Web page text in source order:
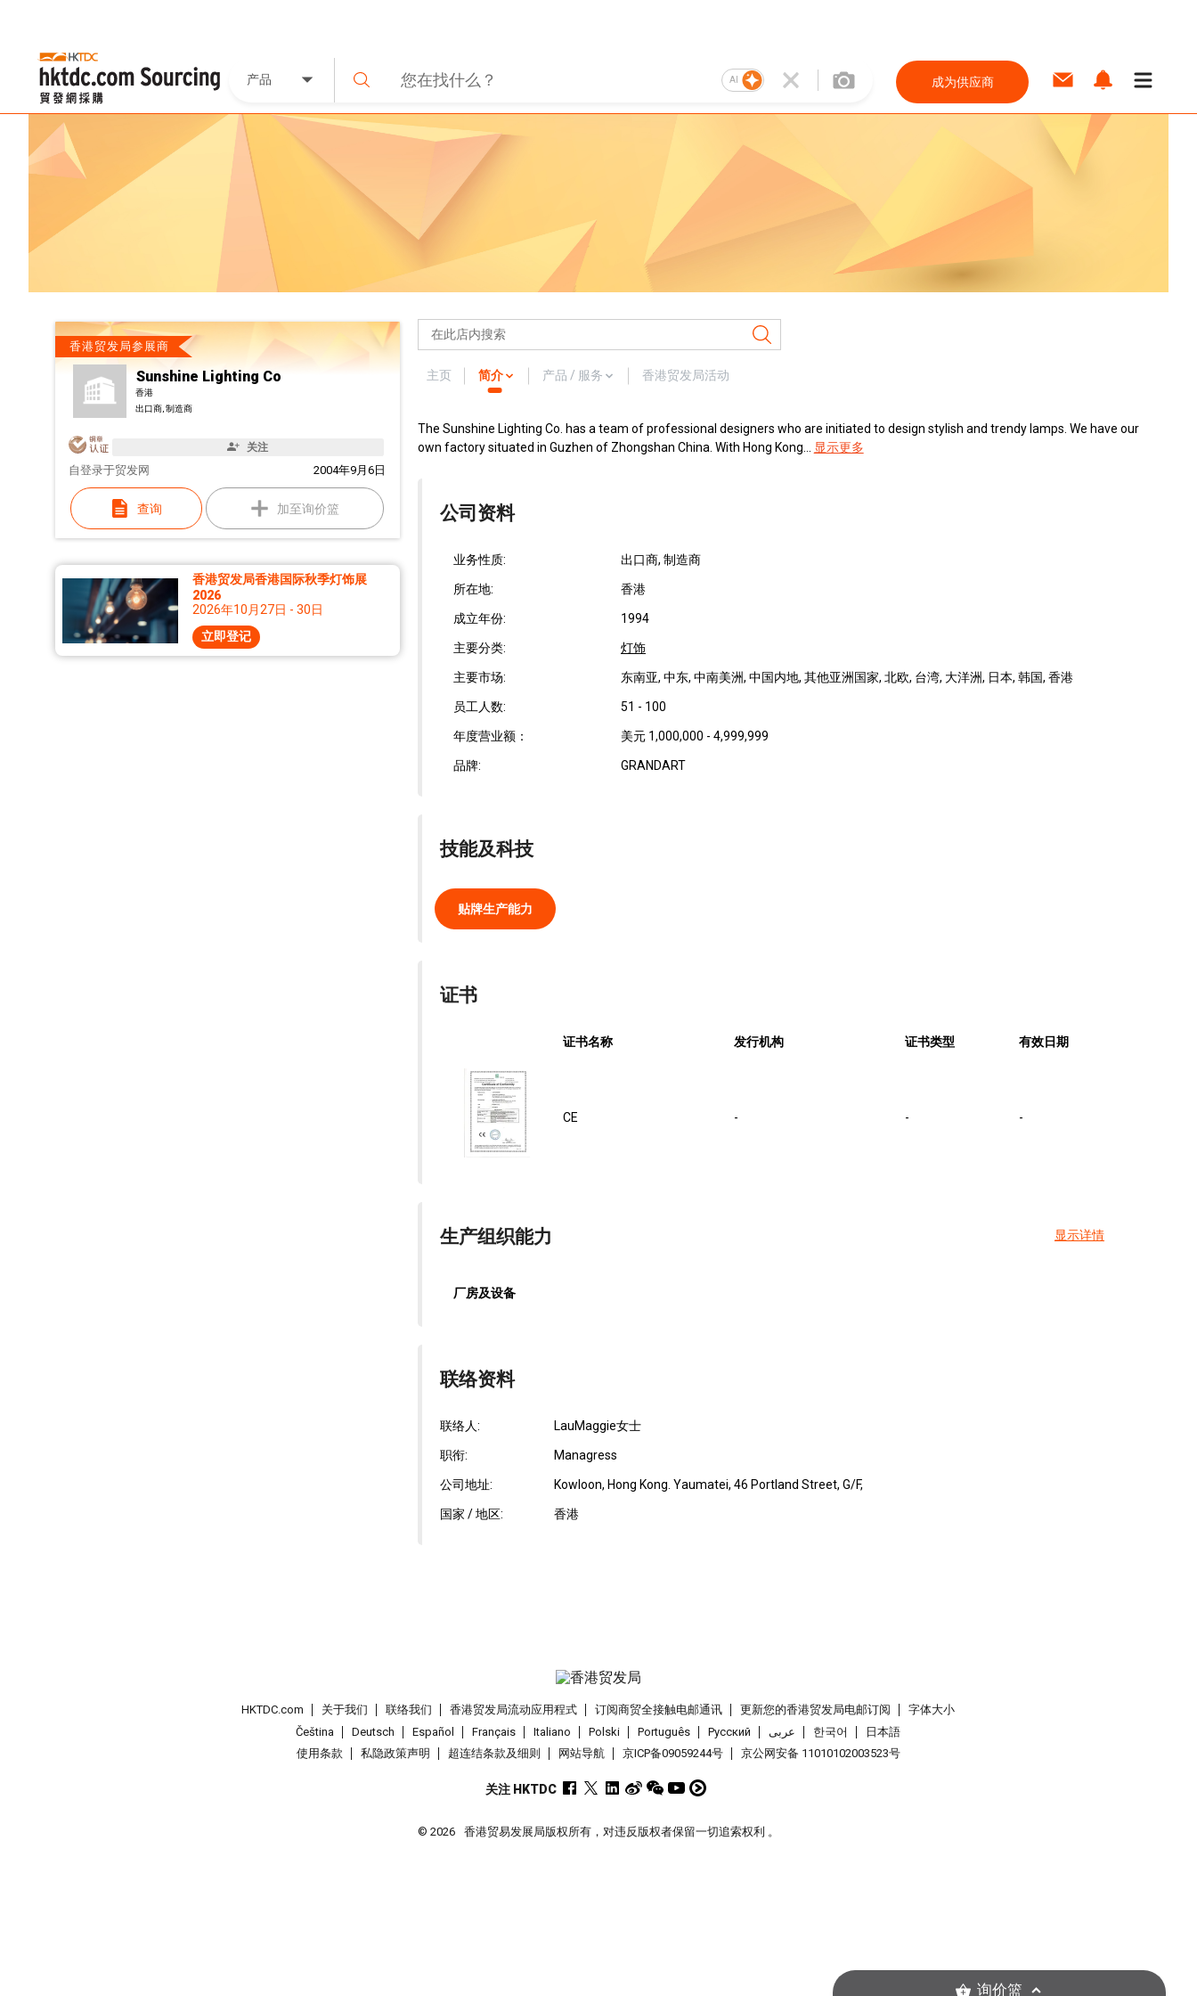
产品 AI 成为供应商
香港贸发局参展商
Sunshine Lighting Co
香港
出口商, 制造商
关注
自 2004年9月6日
登录于贸发网
查询 加至询价篮
香港贸发局香港国际秋季灯饰展
2026
2026年10月27日 - 30日
立即登记
主页 简介 产品 / 服务 香港贸发局活动
The Sunshine Lighting Co. has a team of professional designers who are initiated to design stylish and trendy lamps. We have our
own factory situated in Guzhen of Zhongshan China. With Hong Kong...
显示更多
公司资料
业务性质: 出口商, 制造商
所在地: 香港
成立年份: 1994
主要分类: 灯饰
主要市场: 东南亚, 中东, 中南美洲, 中国内地, 其他亚洲国家, 北欧, 台湾, 大洋洲, 日本, 韩国, 香港
员工人数: 51 - 100
年度营业额： 美元 1,000,000 - 4,999,999
品牌: GRANDART
技能及科技
贴牌生产能力
证书
证书名称 发行机构 证书类型 有效日期
CE - - -
生产组织能力 显示详情
厂房及设备
联络资料
联络人: LauMaggie女士
职衔: Managress
公司地址: Kowloon, Hong Kong. Yaumatei, 46 Portland Street, G/F,
国家 / 地区: 香港
HKTDC.com 关于我们 联络我们 香港贸发局流动应用程式 订阅商贸全接触电邮通讯 更新您的香港贸发局电邮订阅
字体大小
Čeština
Deutsch Español Français Italiano Polski Português Pусский عربى 한국어
日本語
使用条款
私隐政策声明 超连结条款及细则 网站导航 京ICP备09059244号 京公网安备 11010102003523号
关注 HKTDC
© 2026 香港贸易发展局版权所有，对违反版权者保留一切追索权利 。
询价篮